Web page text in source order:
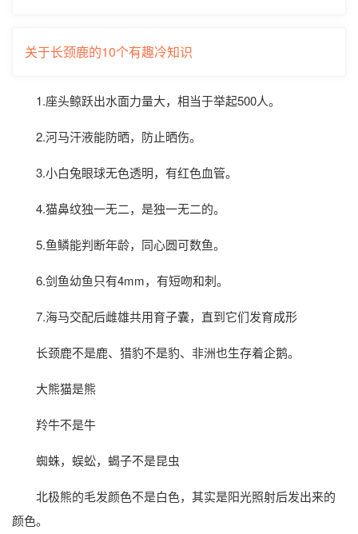
关于长颈鹿的10个有趣冷知识
1.座头鲸跃出水面力量大，相当于举起500人。
2.河马汗液能防晒，防止晒伤。
3.小白兔眼球无色透明，有红色血管。
4.猫鼻纹独一无二，是独一无二的。
5.鱼鳞能判断年龄，同心圆可数鱼。
6.剑鱼幼鱼只有4mm，有短吻和刺。
7.海马交配后雌雄共用育子囊，直到它们发育成形
长颈鹿不是鹿、猎豹不是豹、非洲也生存着企鹅。
大熊猫是熊
羚牛不是牛
蜘蛛，蜈蚣，蝎子不是昆虫
北极熊的毛发颜色不是白色，其实是阳光照射后发出来的
颜色。